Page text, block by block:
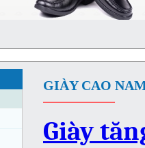
GIÀY CAO
Giày